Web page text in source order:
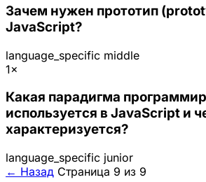
Зачем нужен прототип
JavaScript?
language_specific middle
1×
Какая парадигма
используется в JavaScript и
характеризуется?
language_specific junior
← Назад Страница 9 из 9